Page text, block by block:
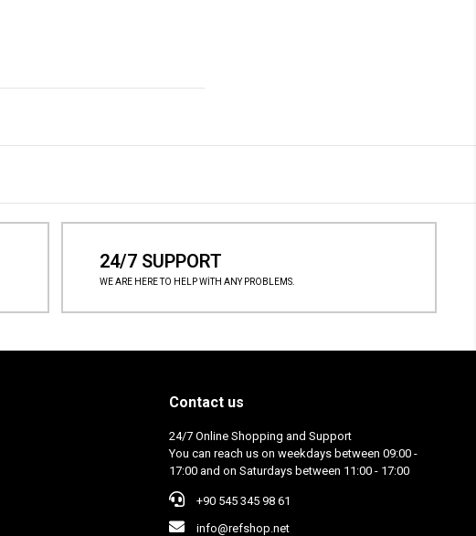
24/7 SUPPORT
WE ARE HERE TO HELP WİTH ANY PROBLEMS.
Contact us
24/7 Online Shopping and Support
You can reach us on weekdays between 09:00 -
17:00 and on Saturdays between 11:00 - 17:00
+90 545 345 98 61
info@refshop.net